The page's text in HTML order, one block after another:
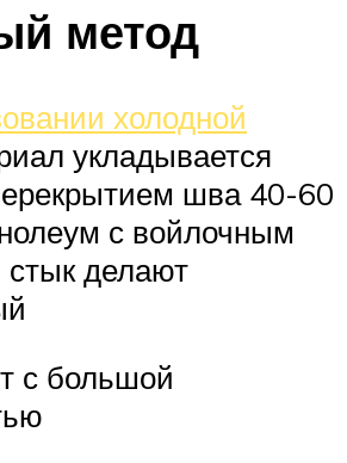
метод
холодной
укладывается
шва 40-60
с войлочным
делают
с большой